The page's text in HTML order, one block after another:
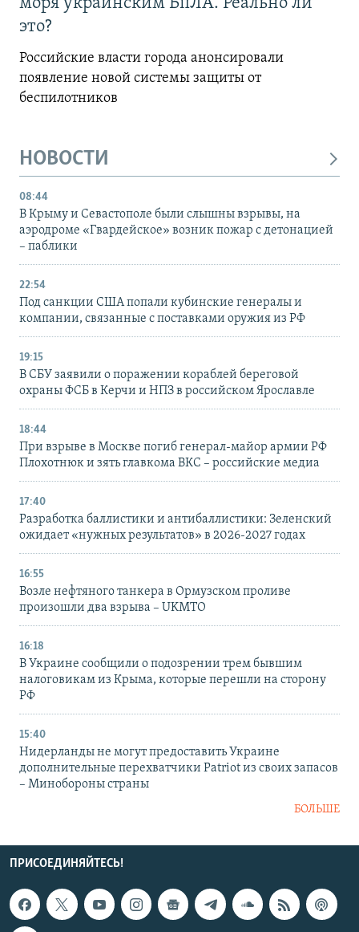
это?
Российские власти города анонсировали
появление новой системы защиты от
беспилотников
НОВОСТИ
08:44
В Крыму и Севастополе были слышны взрывы, на
аэродроме «Гвардейское» возник пожар с детонацией
– паблики
22:54
Под санкции США попали кубинские генералы и
компании, связанные с поставками оружия из РФ
19:15
В СБУ заявили о поражении кораблей береговой
охраны ФСБ в Керчи и НПЗ в российском Ярославле
18:44
При взрыве в Москве погиб генерал-майор армии РФ
Плохотнюк и зять главкома ВКС – российские медиа
17:40
Разработка баллистики и антибаллистики: Зеленский
ожидает «нужных результатов» в 2026-2027 годах
16:55
Возле нефтяного танкера в Ормузском проливе
произошли два взрыва – UKMTO
16:18
В Украине сообщили о подозрении трем бывшим
налоговикам из Крыма, которые перешли на сторону
РФ
15:40
Нидерланды не могут предоставить Украине
дополнительные перехватчики Patriot из своих запасов
– Минобороны страны
БОЛЬШЕ
ПРИСОЕДИНЯЙТЕСЬ!